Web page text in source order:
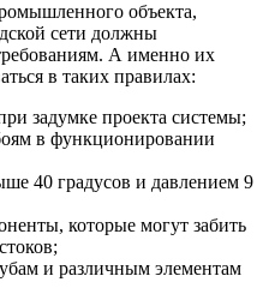
объекта,
сети должны
А именно их
в таких правилах:
задумке проекта системы;
в функционировании
40 градусов и давлением 9
которые могут забить
и различным элементам